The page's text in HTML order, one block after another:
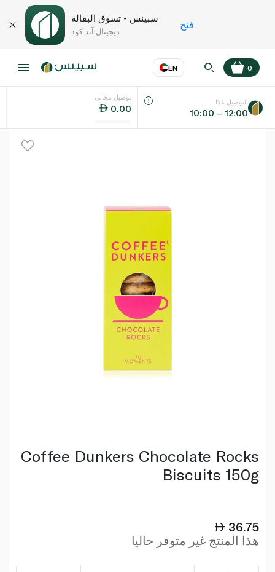
سبينس - تسوق البقالة
ديجيتال آند كود
فتح
EN
اللغة عر
0
توصيل مجاني
0.00
التوصيل غدًا
10:00 – 12:00
Coffee Dunkers Chocolate Rocks
Biscuits 150g
36.75
هذا المنتج غير متوفر حاليا